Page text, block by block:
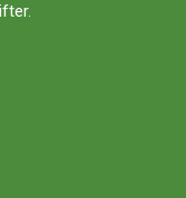
.